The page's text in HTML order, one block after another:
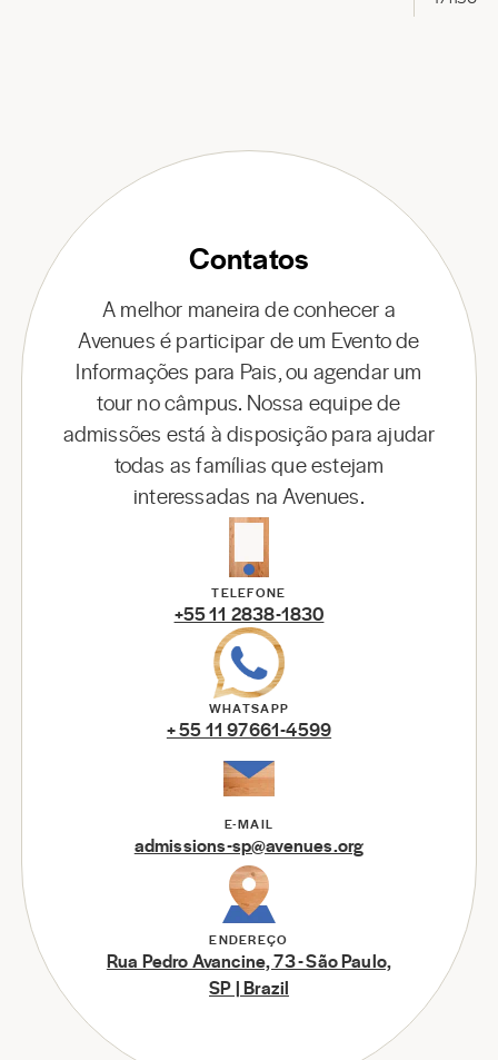
Contatos
A melhor maneira de conhecer a
Avenues é participar de um Evento de
Informações para Pais, ou agendar um
tour no câmpus. Nossa equipe de
admissões está à disposição para ajudar
todas as famílias que estejam
interessadas na Avenues.
TELEFONE
+55 11 2838-1830
WHATSAPP
+ 55 11 97661-4599
E-MAIL
admissions-sp@avenues.org
ENDEREÇO
Rua Pedro Avancine, 73 - São Paulo,
SP | Brazil